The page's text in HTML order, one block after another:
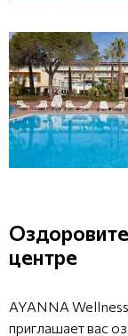
центре
AYANNA
приглашает вас